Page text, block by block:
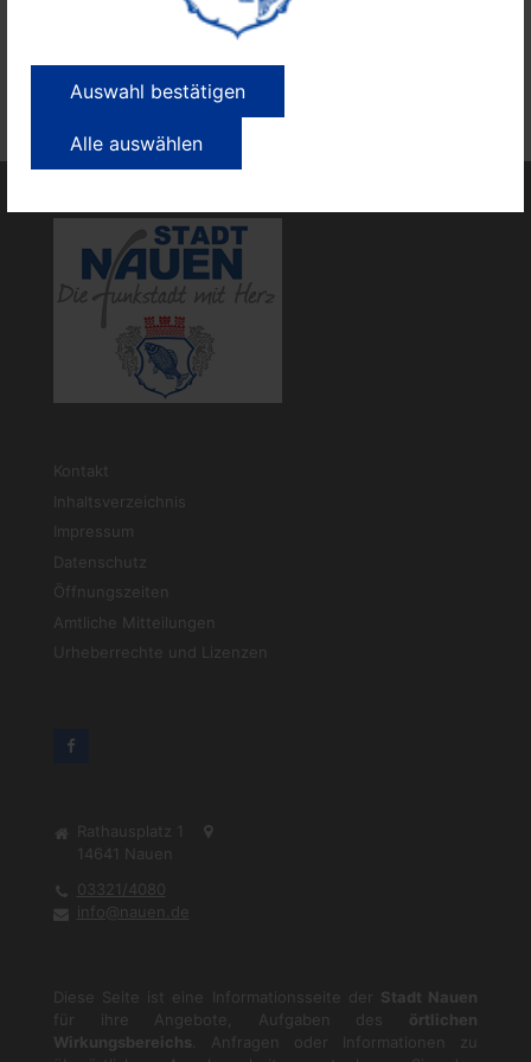
Auswahl bestätigen
Alle auswählen
Kontakt
Inhaltsverzeichnis
Impressum
Datenschutz
Öffnungszeiten
Amtliche Mitteilungen
Urheberrechte und Lizenzen
Rathausplatz 1
14641
Nauen
03321/4080
info@nauen.de
Diese Seite ist eine Informationsseite der Stadt Nauen
für ihre Angebote, Aufgaben des örtlichen
Wirkungsbereichs . Anfragen oder Informationen zu